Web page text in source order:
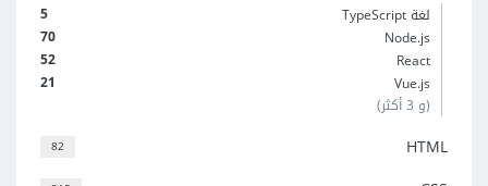
5
لغة TypeScript
70
Node.js
52
React
21
Vue.js
(و 3 أكثر)
82 HTML